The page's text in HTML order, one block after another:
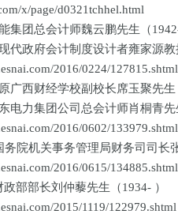
x/page/d0321tchhel.html
团总会计师魏云鹏先生（1942-
政府会计制度设计者雍家源教
2016/0224/127815.shtml
西财经学校副校长席玉聚先生
力集团公司总会计师肖桐青先
2016/0602/133979.shtml
机关事务管理局财务司司长张
2016/0615/134885.shtml
部长刘仲藜先生（1934- ）
2015/1119/122979.shtml